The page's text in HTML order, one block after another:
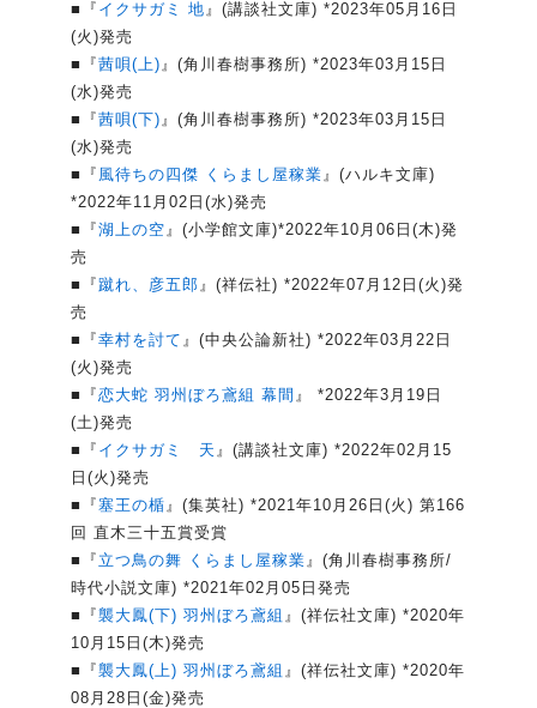
■『 イクサガミ 地』(講談社文庫) *2023年05月16日
(火)発売
■『茜唄(上)』(角川春樹事務所) *2023年03月15日
(水)発売
■『茜唄(下)』(角川春樹事務所) *2023年03月15日
(水)発売
■『 風待ちの四傑 くらまし屋稼業』(ハルキ文庫)
*2022年11月02日(水)発売
■『湖上の空』(小学館文庫)*2022年10月06日(木)発
売
■『蹴れ、彦五郎』(祥伝社) *2022年07月12日(火)発
売
■『幸村を討て 』(中央公論新社) *2022年03月22日
(火)発売
■『恋大蛇 羽州ぼろ鳶組 幕間 』 *2022年3月19日
(土)発売
■『 イクサガミ 天 』(講談社文庫) *2022年02月15
日(火)発売
■『塞王の楯』(集英社) *2021年10月26日(火) 第166
回 直木三十五賞受賞
■『 立つ鳥の舞 くらまし屋稼業』(角川春樹事務所/
時代小説文庫) *2021年02月05日発売
■『襲大鳳(下) 羽州ぼろ鳶組 』(祥伝社文庫) *2020年
10月15日(木)発売
■『襲大鳳(上) 羽州ぼろ鳶組 』(祥伝社文庫) *2020年
08月28日(金)発売